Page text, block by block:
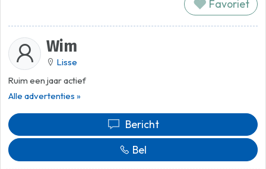
Favoriet
Wim
Lisse
Ruim een jaar actief
Alle advertenties »
Bericht
Bel